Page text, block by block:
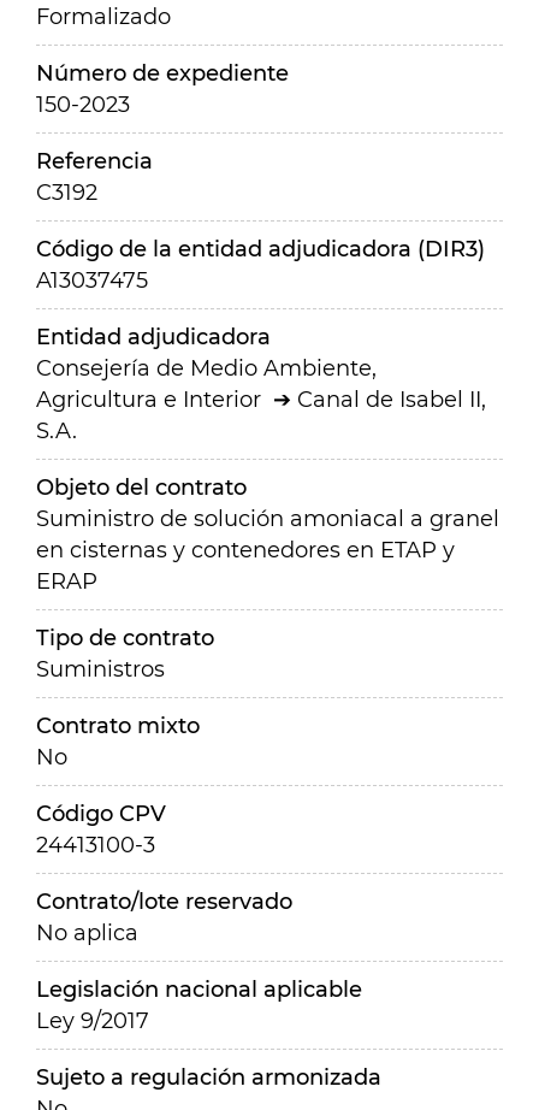
Formalizado
Número de expediente
150-2023
Referencia
C3192
Código de la entidad adjudicadora (DIR3)
A13037475
Entidad adjudicadora
Consejería de Medio Ambiente,
Agricultura e Interior
Canal de Isabel II,
S.A.
Objeto del contrato
Suministro de solución amoniacal a granel
en cisternas y contenedores en ETAP y
ERAP
Tipo de contrato
Suministros
Contrato mixto
No
Código CPV
24413100-3
Contrato/lote reservado
No aplica
Legislación nacional aplicable
Ley 9/2017
Sujeto a regulación armonizada